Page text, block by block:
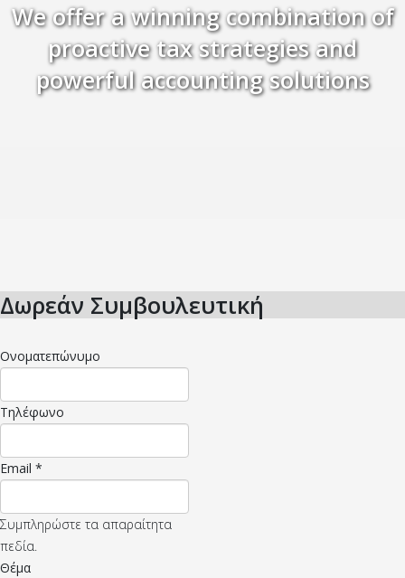
We offer a winning combination of
proactive tax strategies and
powerful accounting solutions
Δωρεάν Συμβουλευτική
Ονοματεπώνυμο
Τηλέφωνο
Email *
Συμπληρώστε τα απαραίτητα
πεδία.
Θέμα